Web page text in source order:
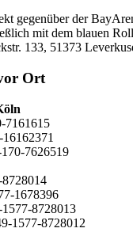
gegenüber der
mit dem blauen
133, 51373
Ort
7161615
7626519
1678396
8728013
1577-8728012